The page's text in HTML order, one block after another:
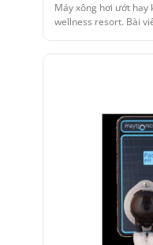
Máy xông hơi ướt hay
wellness resort. Bài